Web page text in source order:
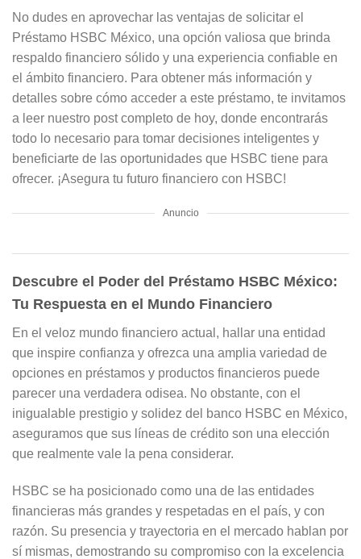
No dudes en aprovechar las ventajas de solicitar el
Préstamo HSBC México, una opción valiosa que brinda
respaldo financiero sólido y una experiencia confiable en
el ámbito financiero. Para obtener más información y
detalles sobre cómo acceder a este préstamo, te invitamos
a leer nuestro post completo de hoy, donde encontrarás
todo lo necesario para tomar decisiones inteligentes y
beneficiarte de las oportunidades que HSBC tiene para
ofrecer. ¡Asegura tu futuro financiero con HSBC!
Anuncio
Descubre el Poder del Préstamo HSBC México:
Tu Respuesta en el Mundo Financiero
En el veloz mundo financiero actual, hallar una entidad
que inspire confianza y ofrezca una amplia variedad de
opciones en préstamos y productos financieros puede
parecer una verdadera odisea. No obstante, con el
inigualable prestigio y solidez del banco HSBC en México,
aseguramos que sus líneas de crédito son una elección
que realmente vale la pena considerar.
HSBC se ha posicionado como una de las entidades
financieras más grandes y respetadas en el país, y con
razón. Su presencia y trayectoria en el mercado hablan por
sí mismas, demostrando su compromiso con la excelencia